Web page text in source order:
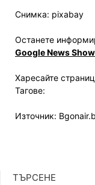
Снимка: pixabay
Останете
Google News
Харесайте
Тагове:
Източник:
ТЪРСЕНЕ